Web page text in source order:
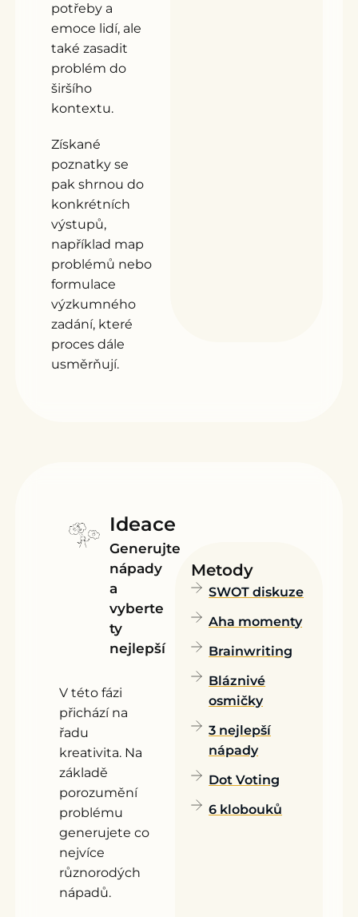
potřeby a
emoce lidí, ale
také zasadit
problém do
širšího
kontextu.
Získané
poznatky se
pak shrnou do
konkrétních
výstupů,
například map
problémů nebo
formulace
výzkumného
zadání, které
proces dále
usměrňují.
Ideace
Generujte
nápady
a
vyberte
ty
nejlepší
V této fázi
přichází na
řadu
kreativita. Na
základě
porozumění
problému
generujete co
nejvíce
různorodých
nápadů.
Metody
SWOT diskuze
Aha momenty
Brainwriting
Bláznivé
osmičky
3 nejlepší
nápady
Dot Voting
6 klobouků